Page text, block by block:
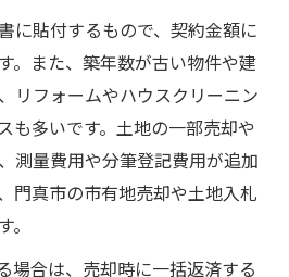
に貼付するもので、契約金額に
。また、築年数が古い物件や建
リフォームやハウスクリーニン
も多いです。土地の一部売却や
測量費用や分筆登記費用が追加
門真市の市有地売却や土地入札
場合は、売却時に一括返済する